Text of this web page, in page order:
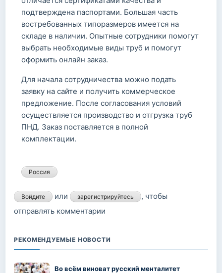
подтверждена паспортами. Большая часть
востребованных типоразмеров имеется на
складе в наличии. Опытные сотрудники помогут
выбрать необходимые виды труб и помогут
оформить онлайн заказ.
Для начала сотрудничества можно подать
заявку на сайте и получить коммерческое
предложение. После согласования условий
осуществляется производство и отгрузка труб
ПНД. Заказ поставляется в полной
комплектации.
Россия
Войдите или зарегистрируйтесь
, чтобы
отправлять комментарии
РЕКОМЕНДУЕМЫЕ НОВОСТИ
Во всём виноват русский менталитет